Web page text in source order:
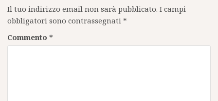
Il tuo indirizzo email non sarà pubblicato. I campi
obbligatori sono contrassegnati *
Commento *